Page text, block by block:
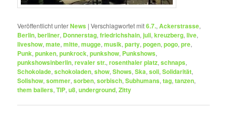
Veröffentlicht unterNews |Verschlagwortet mit6.7.,Ackerstrasse,
Berlin,berliner, Donnerstag,friedrichshain,juli,kreuzberg,live,
liveshow,mate,mitte,mugge,musik,party,pogen,pogo,pre,
Punk,punken,punkrock,punkshow, Punkshows,
punkshowsinberlin,revaler str.,rosenthaler platz,schnaps,
Schokolade,schokoladen,show,Shows,Ska,soli,Solidarität,
Solishow,sommer,sorben,sorbisch,Subhumans,tag,tanzen,
them bailers,TIP,u8,underground,Zitty